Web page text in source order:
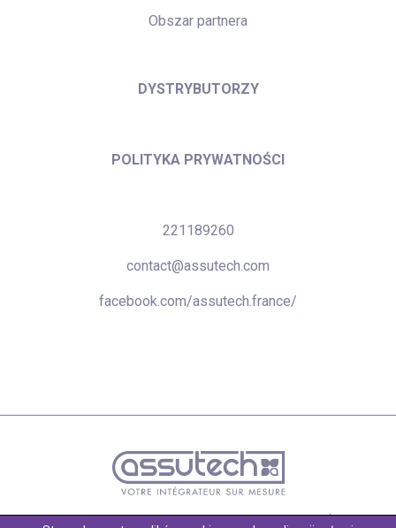
Obszar partnera
DYSTRYBUTORZY
POLITYKA PRYWATNOŚCI
221189260
contact@assutech.com
facebook.com/assutech.france/